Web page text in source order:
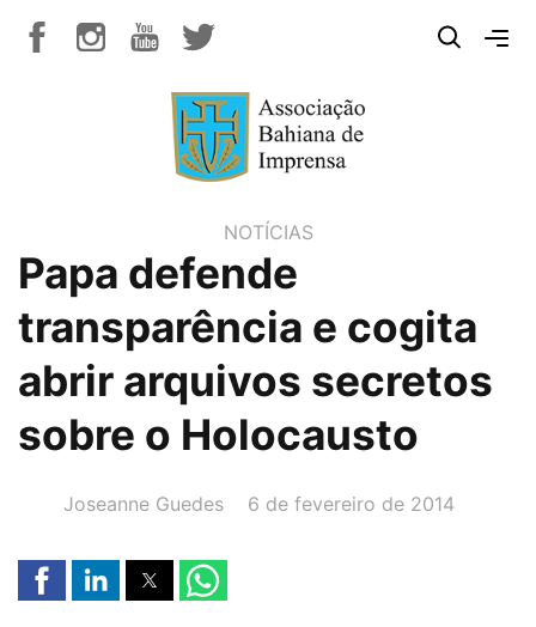
NOTÍCIAS
Papa defende
transparência e cogita
abrir arquivos secretos
sobre o Holocausto
AUTOR(A):
Joseanne Guedes DATA:
6 de fevereiro de 2014